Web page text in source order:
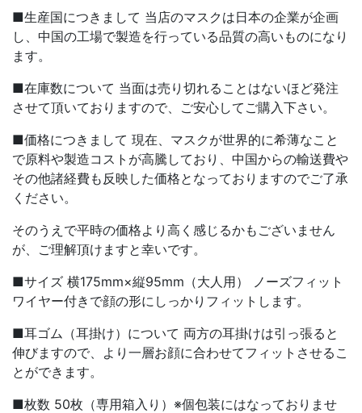
■生産国につきまして 当店のマスクは日本の企業が企画
し、中国の工場で製造を行っている品質の高いものになり
ます。
■在庫数について 当面は売り切れることはないほど発注
させて頂いておりますので、ご安心してご購入下さい。
■価格につきまして 現在、マスクが世界的に希薄なこと
で原料や製造コストが高騰しており、中国からの輸送費や
その他諸経費も反映した価格となっておりますのでご了承
ください。
そのうえで平時の価格より高く感じるかもございません
が、ご理解頂けますと幸いです。
■サイズ 横175mm×縦95mm（大人用） ノーズフィット
ワイヤー付きで顔の形にしっかりフィットします。
■耳ゴム（耳掛け）について 両方の耳掛けは引っ張ると
伸びますので、より一層お顔に合わせてフィットさせるこ
とができます。
■枚数 50枚（専用箱入り）※個包装にはなっておりませ